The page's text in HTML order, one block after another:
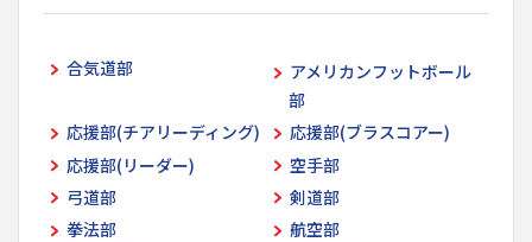
合気道部
アメリカンフットボール
部
応援部(チアリーディング)
応援部(ブラスコアー)
応援部(リーダー)
空手部
弓道部
剣道部
拳法部
航空部